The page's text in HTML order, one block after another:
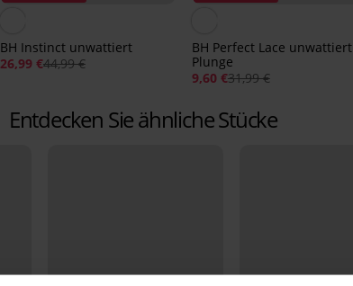
BH Instinct unwattiert
26,99 €44,99 €
BH Perfect Lace unwattiert
Plunge
9,60 €31,99 €
Entdecken Sie ähnliche Stücke